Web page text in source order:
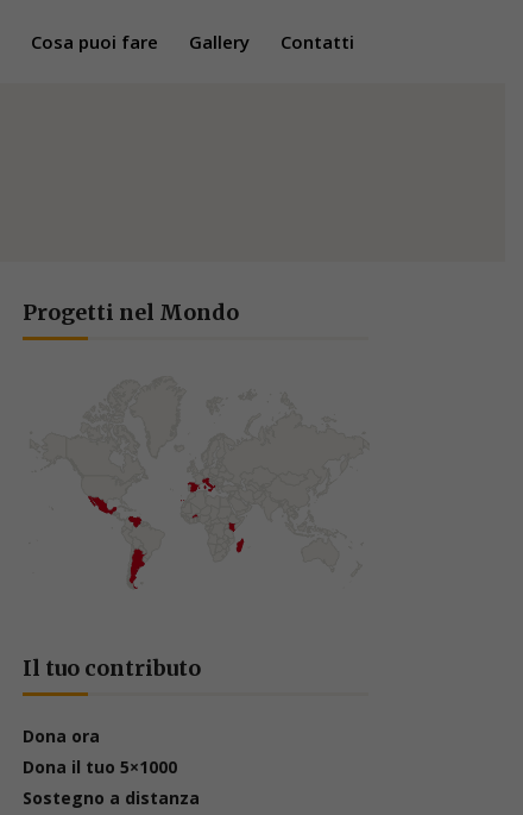
Cosa puoi fare Gallery Contatti
Progetti nel Mondo
Il tuo contributo
Dona ora
Dona il tuo 5×1000
Sostegno a distanza